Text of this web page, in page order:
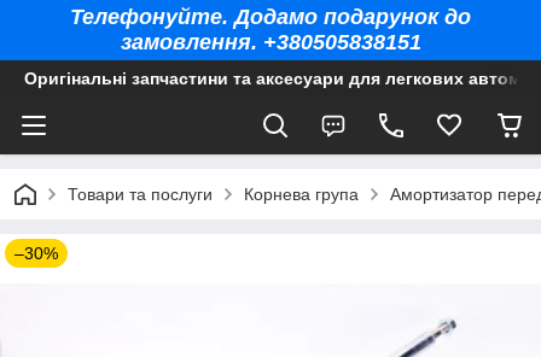
Телефонуйте. Додамо подарунок до
замовлення. +380505838151
Оригінальні запчастини та аксесуари для легкових
Товари та послуги Корнева група Амортизатор
–30%